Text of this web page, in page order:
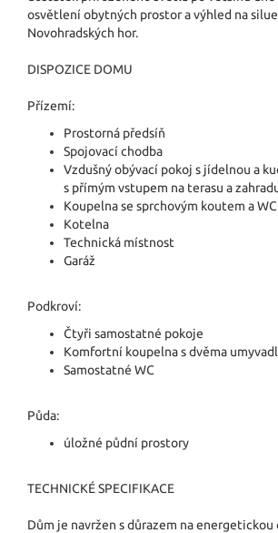
osvětlení obytných prostor a výhled na
Novohradských hor.
DISPOZICE DOMU
Přízemí:
Prostorná předsíň
Spojovací chodba
Vzdušný obývací pokoj s jídelnou a
s přímým vstupem na terasu a
Koupelna se sprchovým koutem a WC
Kotelna
Technická místnost
Garáž
Podkroví:
Čtyři samostatné pokoje
Komfortní koupelna s dvěma
Samostatné WC
Půda:
úložné půdní prostory
TECHNICKÉ SPECIFIKACE
Dům je navržen s důrazem na